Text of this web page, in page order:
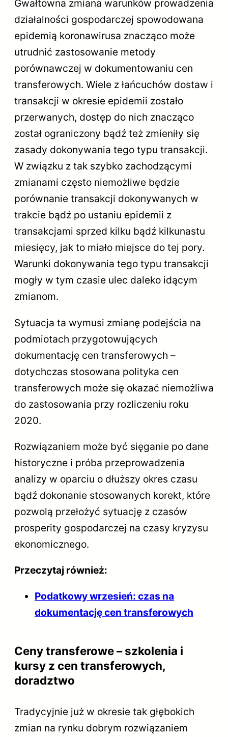
Gwałtowna zmiana warunków prowadzenia
działalności gospodarczej spowodowana
epidemią koronawirusa znacząco może
utrudnić zastosowanie metody
porównawczej w dokumentowaniu cen
transferowych. Wiele z łańcuchów dostaw i
transakcji w okresie epidemii zostało
przerwanych, dostęp do nich znacząco
został ograniczony bądź też zmieniły się
zasady dokonywania tego typu transakcji.
W związku z tak szybko zachodzącymi
zmianami często niemożliwe będzie
porównanie transakcji dokonywanych w
trakcie bądź po ustaniu epidemii z
transakcjami sprzed kilku bądź kilkunastu
miesięcy, jak to miało miejsce do tej pory.
Warunki dokonywania tego typu transakcji
mogły w tym czasie ulec daleko idącym
zmianom.
Sytuacja ta wymusi zmianę podejścia na
podmiotach przygotowujących
dokumentację cen transferowych –
dotychczas stosowana polityka cen
transferowych może się okazać niemożliwa
do zastosowania przy rozliczeniu roku
2020.
Rozwiązaniem może być sięganie po dane
historyczne i próba przeprowadzenia
analizy w oparciu o dłuższy okres czasu
bądź dokonanie stosowanych korekt, które
pozwolą przełożyć sytuację z czasów
prosperity gospodarczej na czasy kryzysu
ekonomicznego.
Przeczytaj również:
Podatkowy wrzesień: czas na
dokumentację cen transferowych
Ceny transferowe – szkolenia i
kursy z cen transferowych,
doradztwo
Tradycyjnie już w okresie tak głębokich
zmian na rynku dobrym rozwiązaniem